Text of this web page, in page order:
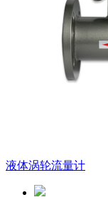
液体涡轮流量计